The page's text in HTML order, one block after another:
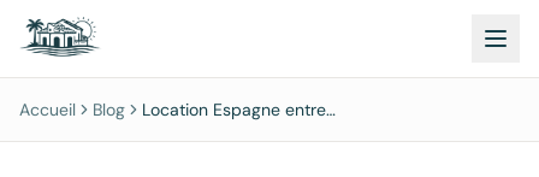
Accueil Blog
Location Espagne entre